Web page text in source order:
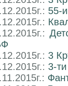
55-
3
3-